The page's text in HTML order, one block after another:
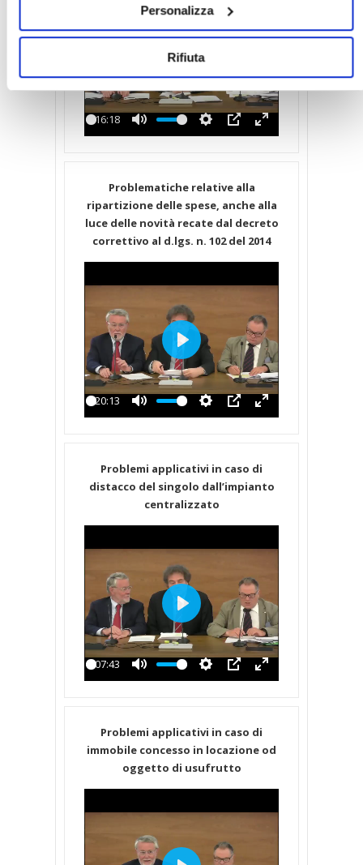
Personalizza
Rifiuta
Play
-16:18
Mute
Settings
PIP
Enter
fullscreen
Play
Problematiche relative alla
ripartizione delle spese, anche alla
luce delle novità recate dal decreto
correttivo al d.lgs. n. 102 del 2014
Play
-20:13
Mute
Settings
PIP
Enter
Play
Problemi applicativi in caso di
distacco del singolo dall’impianto
centralizzato
Play
-07:43
Mute
Settings
PIP
Enter
Play
Problemi applicativi in caso di
immobile concesso in locazione od
oggetto di usufrutto